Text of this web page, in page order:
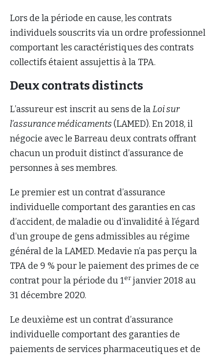
Lors de la période en cause, les contrats
individuels souscrits via un ordre professionnel
comportant les caractéristiques des contrats
collectifs étaient assujettis à la TPA.
Deux contrats distincts
L’assureur est inscrit au sens de laLoi sur
l’assurance médicaments (LAMED). En 2018, il
négocie avec le Barreau deux contrats offrant
chacun un produit distinct d’assurance de
personnes à ses membres.
Le premier est un contrat d’assurance
individuelle comportant des garanties en cas
d’accident, de maladie ou d’invalidité à l’égard
d’un groupe de gens admissibles au régime
général de la LAMED. Medavie n’a pas perçu la
TPA de 9 % pour le paiement des primes de ce
contrat pour la période du 1er janvier 2018 au
31 décembre 2020.
Le deuxième est un contrat d’assurance
individuelle comportant des garanties de
paiements de services pharmaceutiques et de